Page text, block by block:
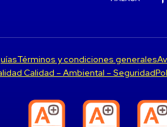
Términos y condiciones generales
Calidad – Ambiental – Seguridad